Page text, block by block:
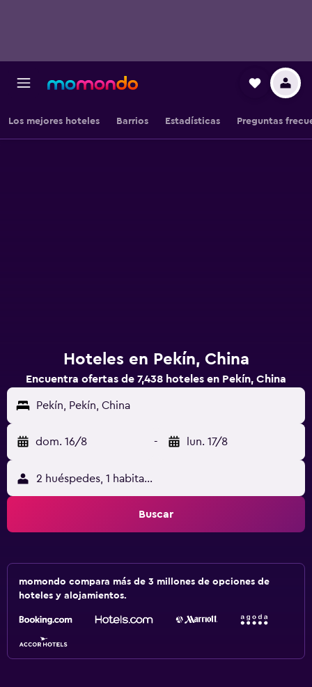
Los mejores hoteles Barrios Estadísticas Preguntas
Hoteles en Pekín, China
Encuentra ofertas de 7,438 hoteles en Pekín, China
Pekín, Pekín, China
dom. 16/8 - lun. 17/8
2 huéspedes, 1 habitación
Buscar
momondo compara más de 3 millones de opciones de
hoteles y alojamientos.